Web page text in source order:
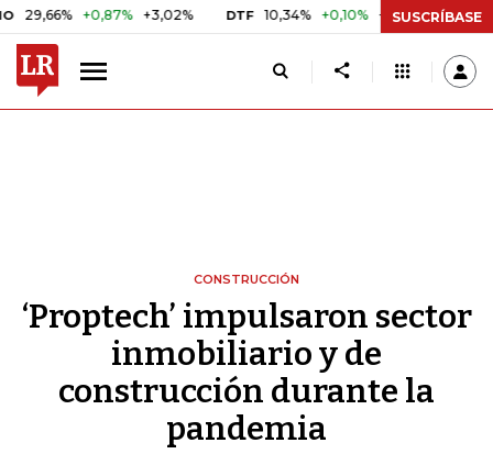
+0,87% +3,02% DTF 10,34% +0,10% +0,98% UVR $ 416,81
SUSCRÍBASE
CONSTRUCCIÓN
‘Proptech’ impulsaron sector
inmobiliario y de
construcción durante la
pandemia